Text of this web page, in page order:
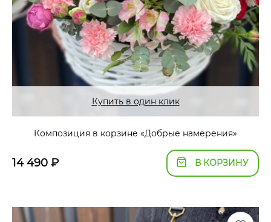
Купить в один клик
Композиция в корзине «Добрые намерения»
14 490 ₽ В КОРЗИНУ